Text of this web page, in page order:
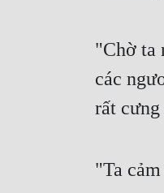
"Chờ ta
các
rất
"Ta